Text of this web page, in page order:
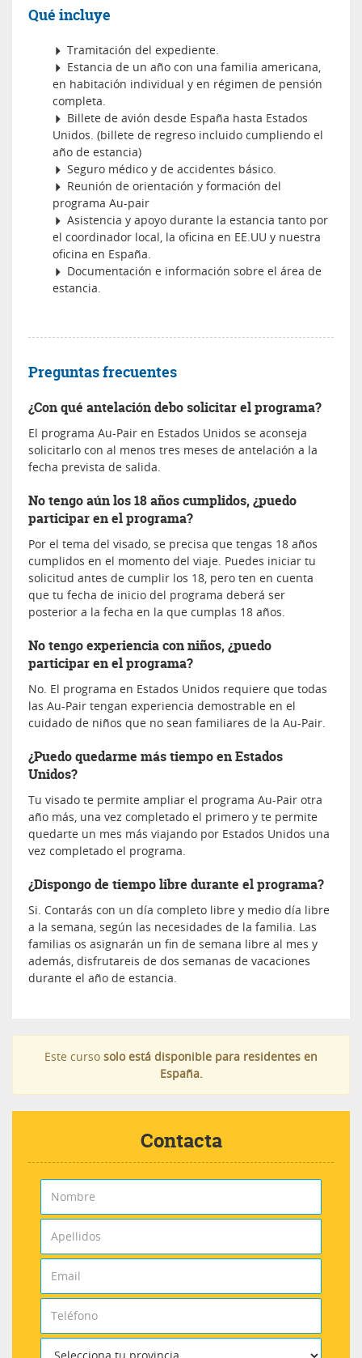
Qué incluye
Tramitación del expediente.
Estancia de un año con una familia americana,
en habitación individual y en régimen de pensión
completa.
Billete de avión desde España hasta Estados
Unidos. (billete de regreso incluido cumpliendo el
año de estancia)
Seguro médico y de accidentes básico.
Reunión de orientación y formación del
programa Au-pair
Asistencia y apoyo durante la estancia tanto por
el coordinador local, la oficina en EE.UU y nuestra
oficina en España.
Documentación e información sobre el área de
estancia.
Preguntas frecuentes
¿Con qué antelación debo solicitar el programa?
El programa Au-Pair en Estados Unidos se aconseja
solicitarlo con al menos tres meses de antelación a la
fecha prevista de salida.
No tengo aún los 18 años cumplidos, ¿puedo
participar en el programa?
Por el tema del visado, se precisa que tengas 18 años
cumplidos en el momento del viaje. Puedes iniciar tu
solicitud antes de cumplir los 18, pero ten en cuenta
que tu fecha de inicio del programa deberá ser
posterior a la fecha en la que cumplas 18 años.
No tengo experiencia con niños, ¿puedo
participar en el programa?
No. El programa en Estados Unidos requiere que todas
las Au-Pair tengan experiencia demostrable en el
cuidado de niños que no sean familiares de la Au-Pair.
¿Puedo quedarme más tiempo en Estados
Unidos?
Tu visado te permite ampliar el programa Au-Pair otra
año más, una vez completado el primero y te permite
quedarte un mes más viajando por Estados Unidos una
vez completado el programa.
¿Dispongo de tiempo libre durante el programa?
Si. Contarás con un día completo libre y medio día libre
a la semana, según las necesidades de la familia. Las
familias os asignarán un fin de semana libre al mes y
además, disfrutareis de dos semanas de vacaciones
durante el año de estancia.
Este curso solo está disponible para residentes en
España.
Contacta